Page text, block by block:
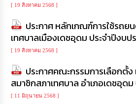
[ 19 สิงหาคม 2568 ]
ประกาศ หลักเกณฑ์การใช้รถย
เทศบาลเมืองเดชอุดม ประจำปีงบ
[ 19 สิงหาคม 2568 ]
ประกาศคณะกรรมการเลือกตั้ง
สมาชิกสภาเทศบาล อำเภอเดชอุด
[ 11 มิถุนายน 2568 ]